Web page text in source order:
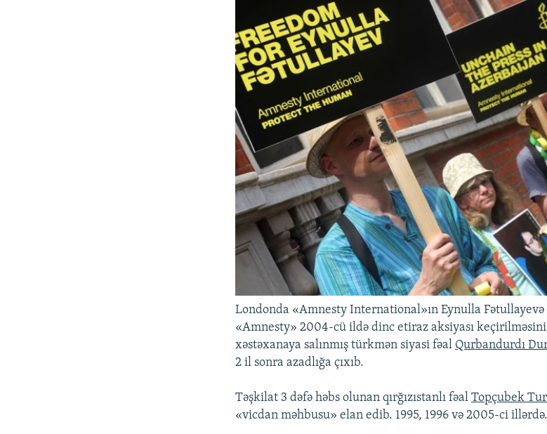
Londonda «Amnesty International»ın Eynulla Fətullayevə
«Amnesty» 2004-cü ildə dinc etiraz aksiyası
xəstəxanaya salınmış türkmən siyasi fəal Qurbandurdı
2 il sonra azadlığa çıxıb.
Təşkilat 3 dəfə həbs olunan qırğızıstanlı fəalTopçubek
«vicdan məhbusu» elan edib. 1995, 1996 və 2005-ci